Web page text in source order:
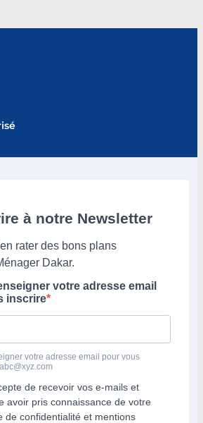
à notre Newsletter
rater des bons plans
Dakar.
votre adresse email
inscrire
votre adresse email pour vous
abc@xyz.com
de recevoir vos e-mails et
avoir pris connaissance de votre
de confidentialité et mentions